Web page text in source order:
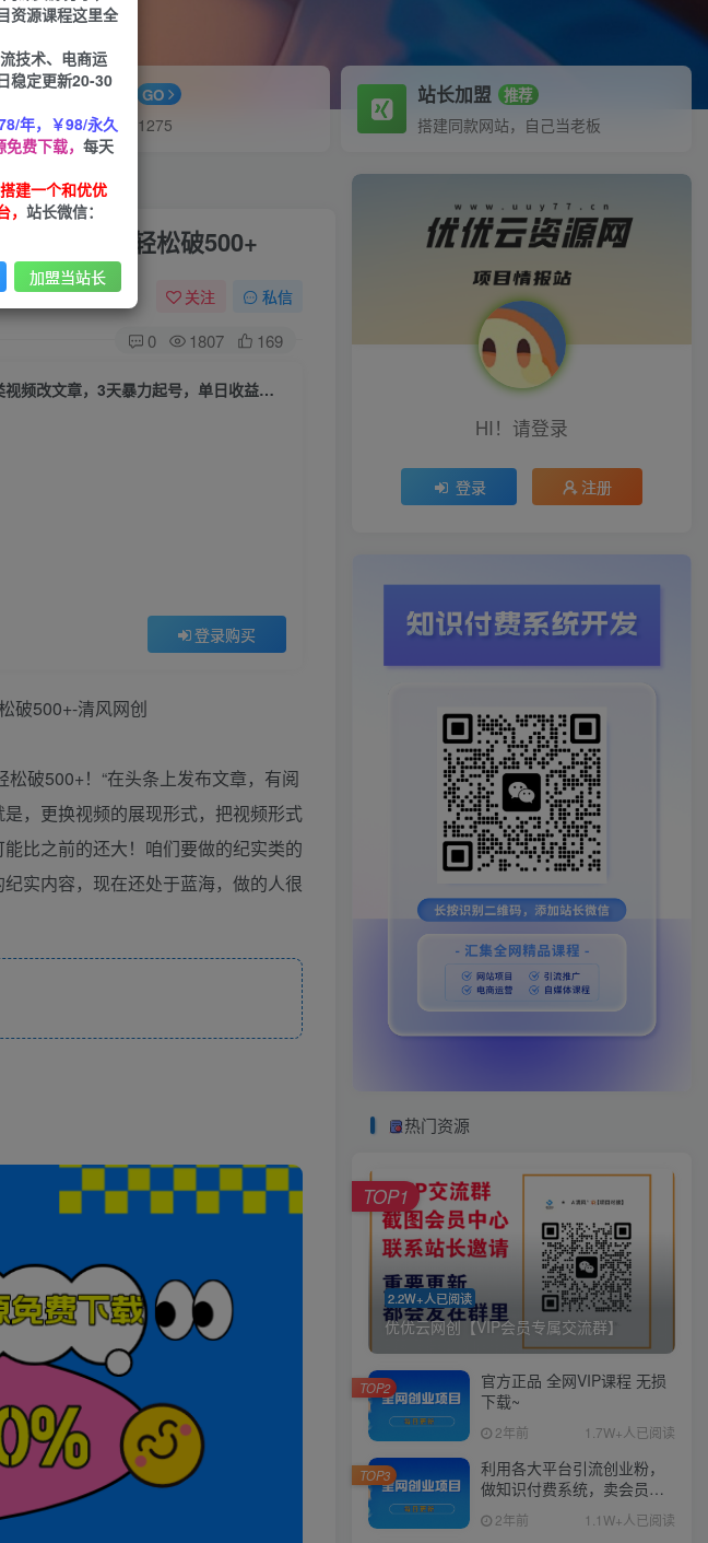
APP下载 GO
站长V：hu91275
站长加盟 推荐
搭建同款网站，自己当老板
，单日收益轻松破500+
关注 私信
0 1807 169
（9488期）头条号野路子2.0玩法，纪实类视频改文章，3天暴力起号，单日收益轻松破500+
登录购买
破500+！“在头条上发布文章，有阅
，更换视频的展现形式，把视频形式
比之前的还大！咱们要做的纪实类的
实内容，现在还处于蓝海，做的人很
HI！请登录
登录 注册
热门资源
2.2W+人已阅读
优优云网创【VIP会员专属交流群】
TOP1
官方正品 全网VIP课程 无损
下载~
2年前 1.7W+人已阅读
TOP2
利用各大平台引流创业粉，
做知识付费系统，卖会员，
卖课程，实现日入几百几千
2年前 1.1W+人已阅读
TOP3
资源课程这里全
技术、电商运
稳定更新20-30
年，￥98/永久
费下载， 每天
建一个和优优
站长微信：
加盟当站长